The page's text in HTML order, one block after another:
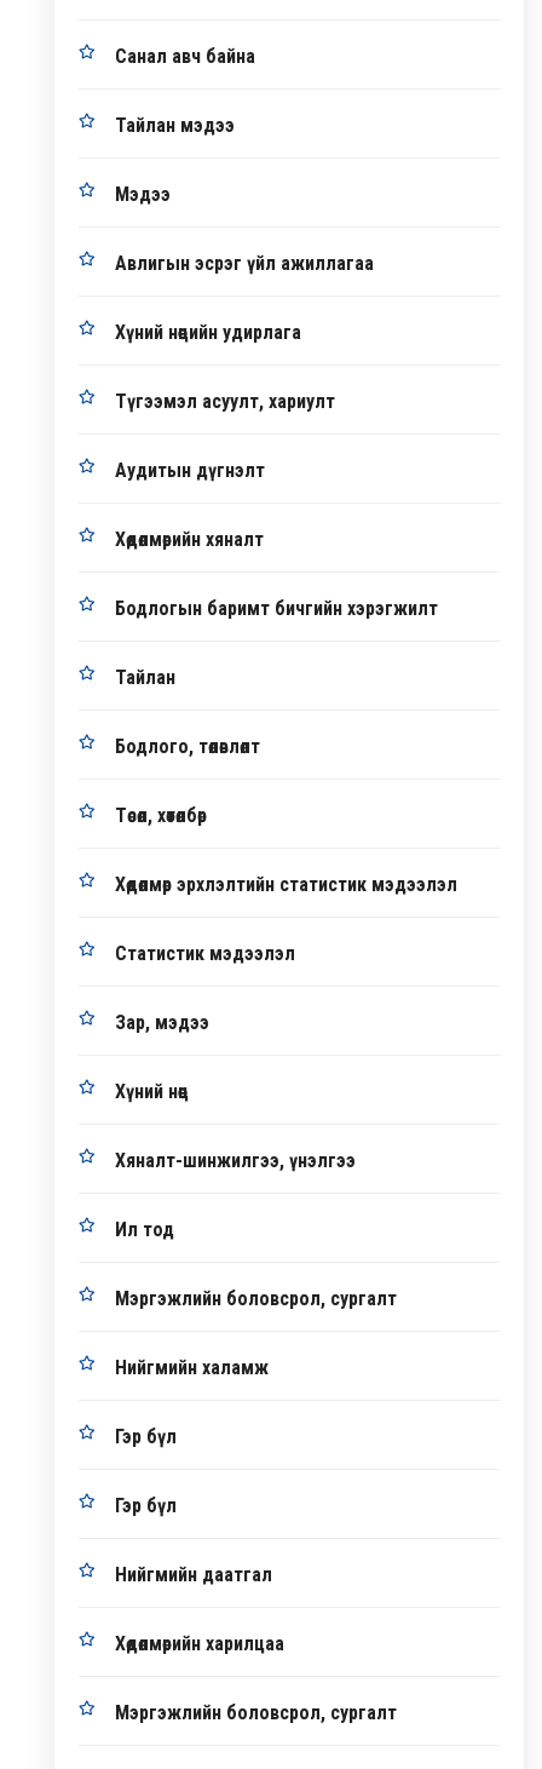
Санал авч байна
Тайлан мэдээ
Мэдээ
Авлигын эсрэг үйл ажиллагаа
Хүний нөөцийн удирлага
Түгээмэл асуулт, хариулт
Аудитын дүгнэлт
Хөдөлмөрийн хяналт
Бодлогын баримт бичгийн хэрэгжилт
Тайлан
Бодлого, төлөвлөлт
Төсөл, хөтөлбөр
Хөдөлмөр эрхлэлтийн статистик мэдээлэл
Статистик мэдээлэл
Зар, мэдээ
Хүний нөөц
Хяналт-шинжилгээ, үнэлгээ
Ил тод
Мэргэжлийн боловсрол, сургалт
Нийгмийн халамж
Гэр бүл
Гэр бүл
Нийгмийн даатгал
Хөдөлмөрийн харилцаа
Мэргэжлийн боловсрол, сургалт